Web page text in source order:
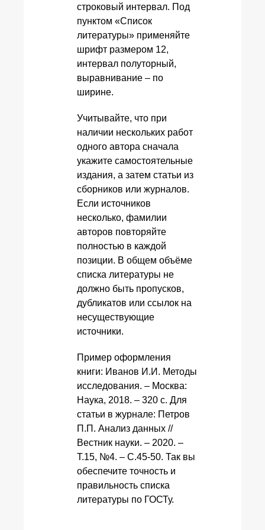
строковый интервал. Под
пунктом «Список
литературы» применяйте
шрифт размером 12,
интервал полуторный,
выравнивание – по
ширине.
Учитывайте, что при
наличии нескольких работ
одного автора сначала
укажите самостоятельные
издания, а затем статьи из
сборников или журналов.
Если источников
несколько, фамилии
авторов повторяйте
полностью в каждой
позиции. В общем объёме
списка литературы не
должно быть пропусков,
дубликатов или ссылок на
несуществующие
источники.
Пример оформления
книги: Иванов И.И. Методы
исследования. – Москва:
Наука, 2018. – 320 с. Для
статьи в журнале: Петров
П.П. Анализ данных //
Вестник науки. – 2020. –
Т.15, №4. – С.45-50. Так вы
обеспечите точность и
правильность списка
литературы по ГОСТу.